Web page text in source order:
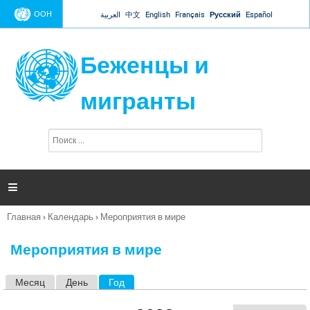
Jump to navigation
ООН العربية 中文 English Français Русский Español
Беженцы и
мигранты
п
и

Вы
Главная › Календарь › Мероприятия в мире
Мероприятия в мире
Месяц День Год